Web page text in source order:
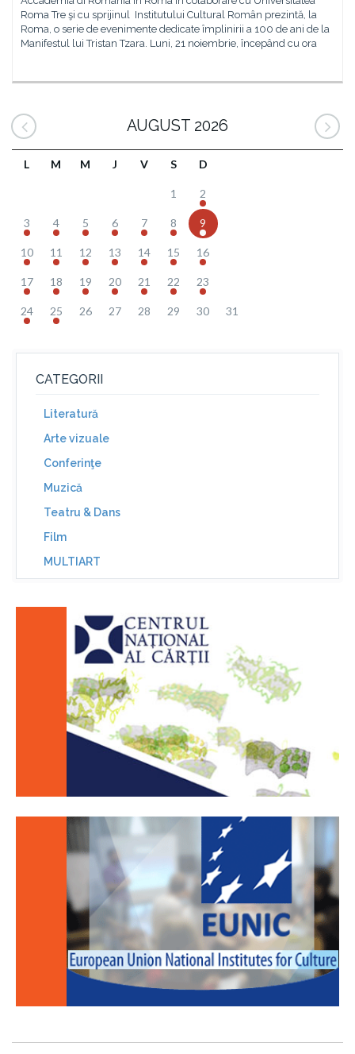
Roma Tre şi cu sprijinul Institutului Cultural Român prezintă, la
Roma, o serie de evenimente dedicate împlinirii a 100 de ani de la
Manifestul lui Tristan Tzara. Luni, 21 noiembrie, începând cu ora
AUGUST 2026
L M M J V S D
1 2
3 4 5 6 7 8 9
10 11 12 13 14 15 16
17 18 19 20 21 22 23
24 25 26 27 28 29 30 31
CATEGORII
Literatură
Arte vizuale
Conferinţe
Muzică
Teatru & Dans
Film
MULTIART